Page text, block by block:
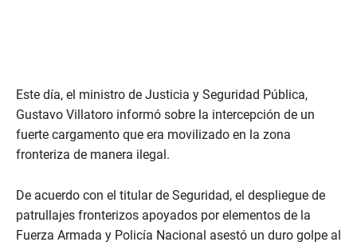
Este día, el ministro de Justicia y Seguridad Pública,
Gustavo Villatoro informó sobre la intercepción de un
fuerte cargamento que era movilizado en la zona
fronteriza de manera ilegal.
De acuerdo con el titular de Seguridad, el despliegue de
patrullajes fronterizos apoyados por elementos de la
Fuerza Armada y Policía Nacional asestó un duro golpe al